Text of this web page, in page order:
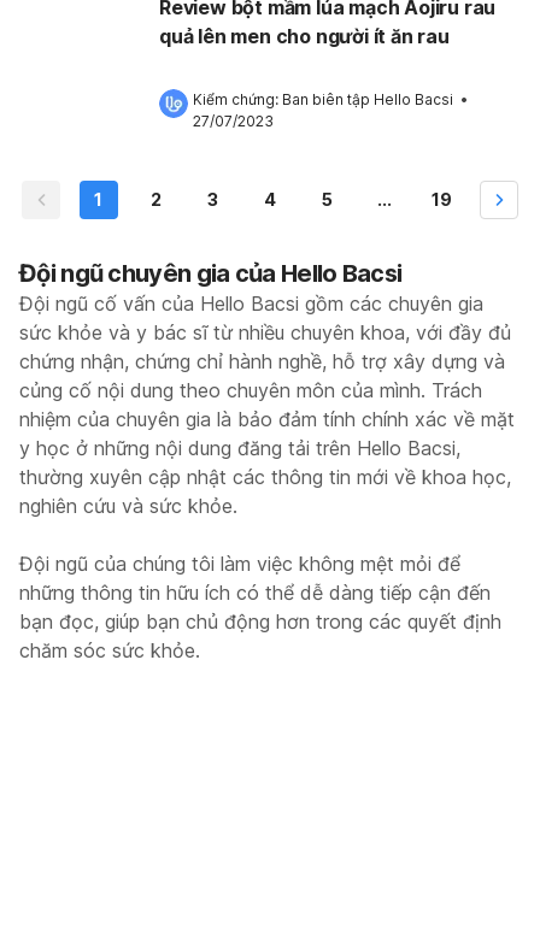
Review bột mầm lúa mạch Aojiru rau
quả lên men cho người ít ăn rau
Kiểm chứng: Ban biên tập Hello Bacsi •
27/07/2023
1 2 3 4 5 ... 19
Đội ngũ chuyên gia của Hello Bacsi
Đội ngũ cố vấn của Hello Bacsi gồm các chuyên gia
sức khỏe và y bác sĩ từ nhiều chuyên khoa, với đầy đủ
chứng nhận, chứng chỉ hành nghề, hỗ trợ xây dựng và
củng cố nội dung theo chuyên môn của mình. Trách
nhiệm của chuyên gia là bảo đảm tính chính xác về mặt
y học ở những nội dung đăng tải trên Hello Bacsi,
thường xuyên cập nhật các thông tin mới về khoa học,
nghiên cứu và sức khỏe.
Đội ngũ của chúng tôi làm việc không mệt mỏi để
những thông tin hữu ích có thể dễ dàng tiếp cận đến
bạn đọc, giúp bạn chủ động hơn trong các quyết định
chăm sóc sức khỏe.